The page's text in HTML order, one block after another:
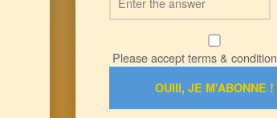
Please accept terms & condition